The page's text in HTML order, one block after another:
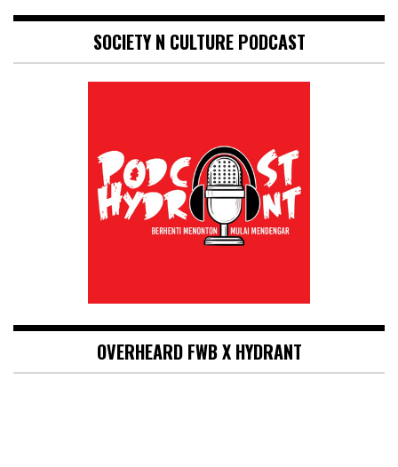
SOCIETY N CULTURE PODCAST
OVERHEARD FWB X HYDRANT